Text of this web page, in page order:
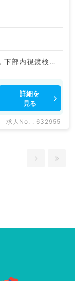
上部内視鏡検査（ＧＦ）, 下部内視鏡検査（ＣＦ）
詳細を
見る
求人No. : 632955